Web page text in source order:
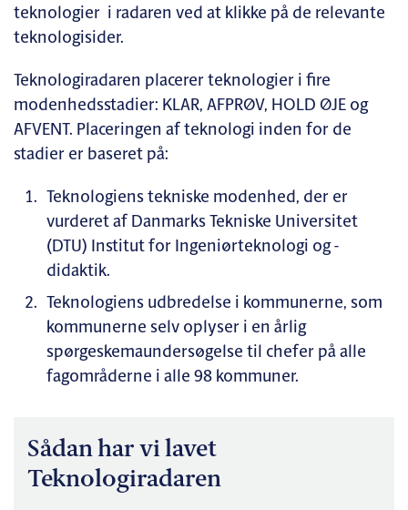
teknologier i radaren ved at klikke på de relevante
teknologisider.
Teknologiradaren placerer teknologier i fire
modenhedsstadier: KLAR, AFPRØV, HOLD ØJE og
AFVENT. Placeringen af teknologi inden for de
stadier er baseret på:
Teknologiens tekniske modenhed, der er
vurderet af Danmarks Tekniske Universitet
(DTU) Institut for Ingeniørteknologi og -
didaktik.
Teknologiens udbredelse i kommunerne, som
kommunerne selv oplyser i en årlig
spørgeskemaundersøgelse til chefer på alle
fagområderne i alle 98 kommuner.
Sådan har vi lavet
Teknologiradaren